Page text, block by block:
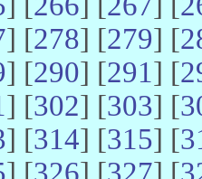
] [278] [279] [
] [290] [291] [
] [302] [303] [
] [314] [315] [
] [326] [327] [